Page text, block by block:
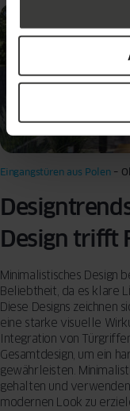
Eingangstüren aus Polen–
Design trifft
Minimalistisches Design
Beliebtheit, da es klare
Diese Designs zeichnen
eine starke visuelle
Integration von
Gesamtdesign, um ein
gewährleisten.
gehalten und
modernen Look zu